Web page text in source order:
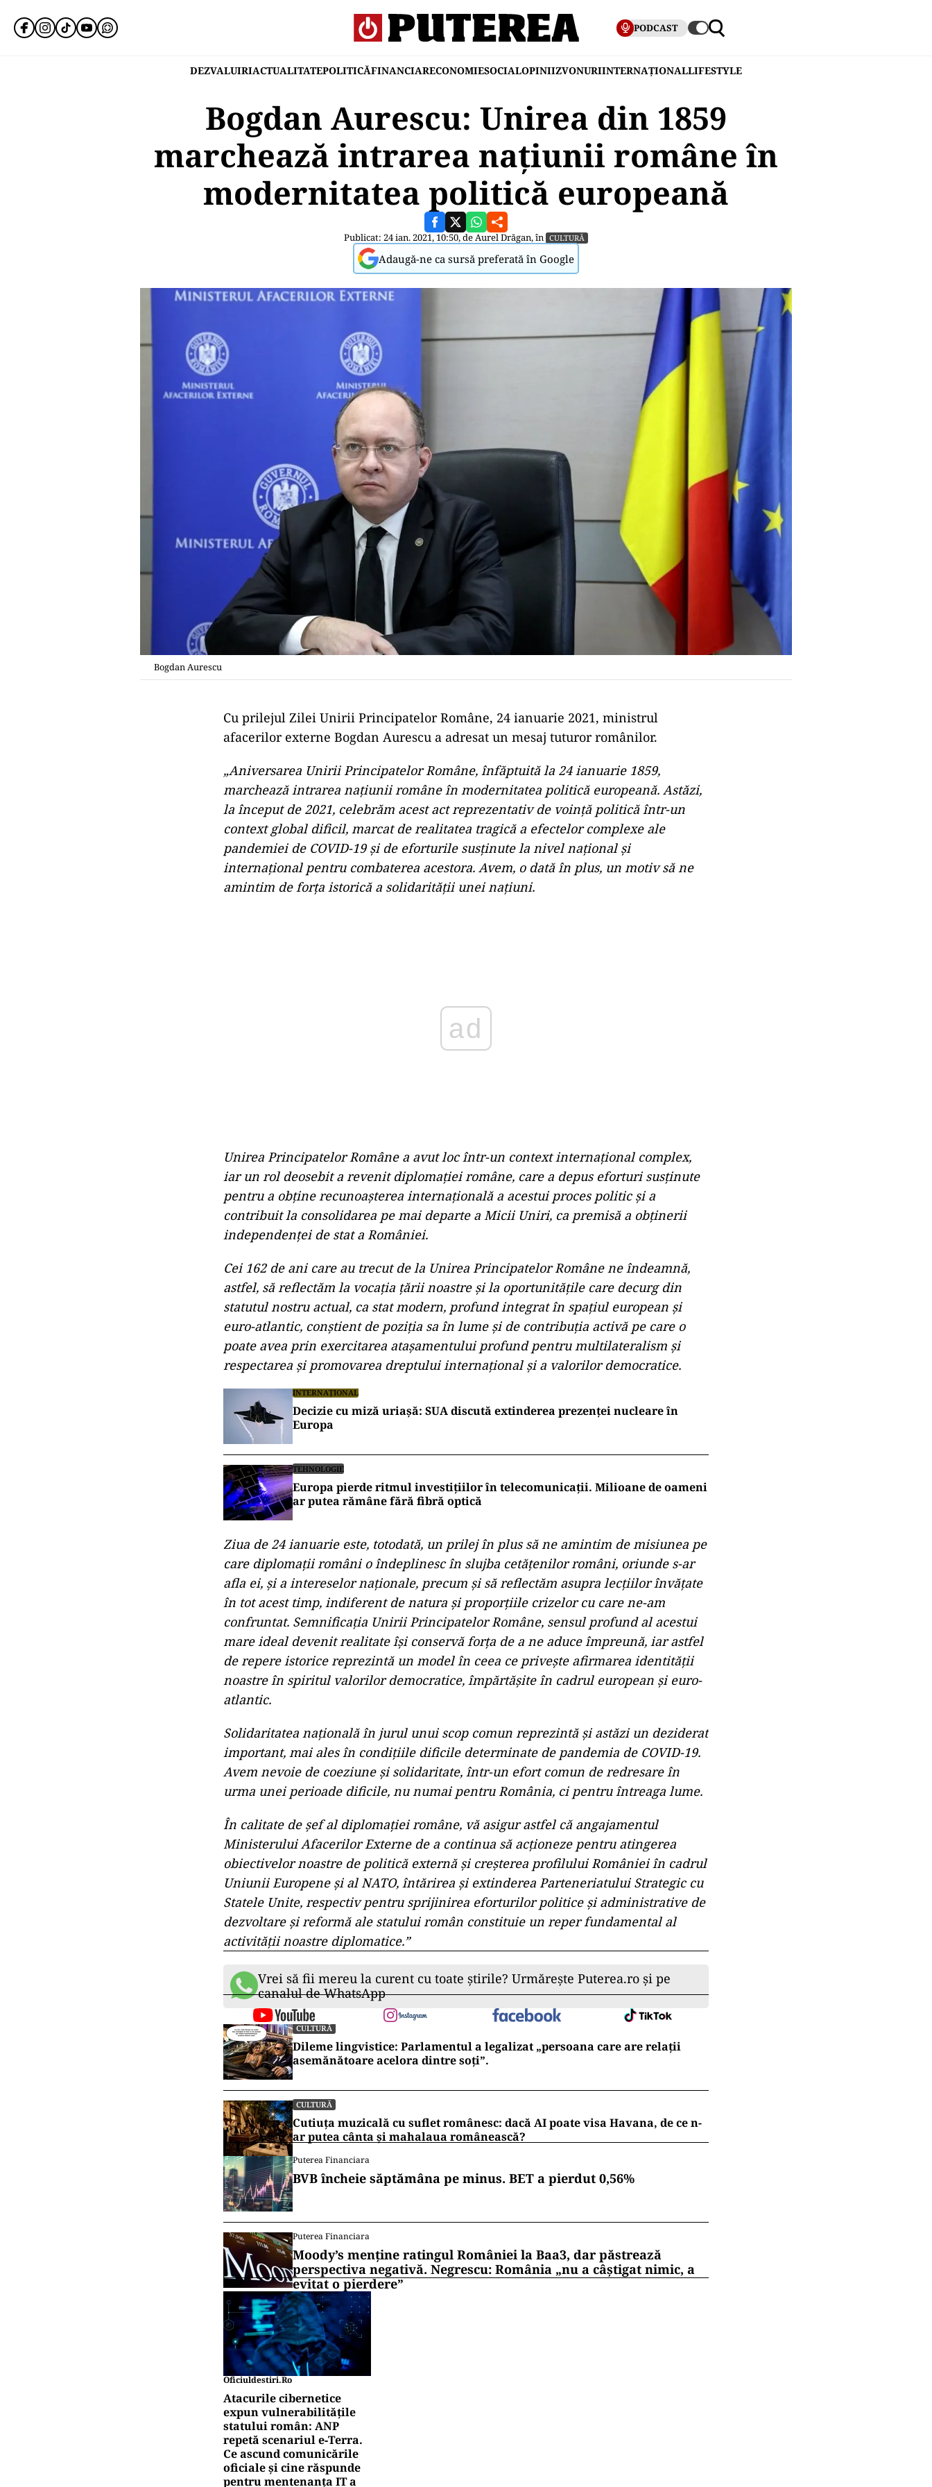
PODCAST
DEZVALUIRIACTUALITATEPOLITICĂFINANCIARECONOMIESOCIALOPINIIZVONURIINTERNAȚIONALLIFESTYLE
Bogdan Aurescu: Unirea din 1859
marchează intrarea națiunii române în
modernitatea politică europeană
Publicat: 24 ian. 2021, 10:50, deAurel Drăgan, în CULTURĂ
Adaugă-ne ca sursă preferată în Google
Bogdan Aurescu
Cu prilejul Zilei Unirii Principatelor Române, 24 ianuarie 2021, ministrul
afacerilor externe Bogdan Aurescu a adresat un mesaj tuturor românilor.
„Aniversarea Unirii Principatelor Române, înfăptuită la 24 ianuarie 1859,
marchează intrarea națiunii române în modernitatea politică europeană. Astăzi,
la început de 2021, celebrăm acest act reprezentativ de voință politică într-un
context global dificil, marcat de realitatea tragică a efectelor complexe ale
pandemiei de COVID-19 și de eforturile susținute la nivel național și
internațional pentru combaterea acestora. Avem, o dată în plus, un motiv să ne
amintim de forța istorică a solidarității unei națiuni.
Unirea Principatelor Române a avut loc într-un context internațional complex,
iar un rol deosebit a revenit diplomației române, care a depus eforturi susținute
pentru a obține recunoașterea internațională a acestui proces politic și a
contribuit la consolidarea pe mai departe a Micii Uniri, ca premisă a obținerii
independenței de stat a României.
Cei 162 de ani care au trecut de la Unirea Principatelor Române ne îndeamnă,
astfel, să reflectăm la vocația țării noastre și la oportunitățile care decurg din
statutul nostru actual, ca stat modern, profund integrat în spațiul european și
euro-atlantic, conștient de poziția sa în lume și de contribuția activă pe care o
poate avea prin exercitarea atașamentului profund pentru multilateralism și
respectarea și promovarea dreptului internațional și a valorilor democratice.
INTERNAȚIONAL
Decizie cu miză uriașă: SUA discută extinderea prezenței nucleare în
Europa
TEHNOLOGIE
Europa pierde ritmul investițiilor în telecomunicații. Milioane de oameni
ar putea rămâne fără fibră optică
Ziua de 24 ianuarie este, totodată, un prilej în plus să ne amintim de misiunea pe
care diplomații români o îndeplinesc în slujba cetățenilor români, oriunde s-ar
afla ei, și a intereselor naționale, precum și să reflectăm asupra lecțiilor învățate
în tot acest timp, indiferent de natura și proporțiile crizelor cu care ne-am
confruntat. Semnificația Unirii Principatelor Române, sensul profund al acestui
mare ideal devenit realitate își conservă forța de a ne aduce împreună, iar astfel
de repere istorice reprezintă un model în ceea ce privește afirmarea identității
noastre în spiritul valorilor democratice, împărtășite în cadrul european și euro-
atlantic.
Solidaritatea națională în jurul unui scop comun reprezintă și astăzi un deziderat
important, mai ales în condițiile dificile determinate de pandemia de COVID-19.
Avem nevoie de coeziune și solidaritate, într-un efort comun de redresare în
urma unei perioade dificile, nu numai pentru România, ci pentru întreaga lume.
În calitate de șef al diplomației române, vă asigur astfel că angajamentul
Ministerului Afacerilor Externe de a continua să acționeze pentru atingerea
obiectivelor noastre de politică externă și creșterea profilului României în cadrul
Uniunii Europene și al NATO, întărirea și extinderea Parteneriatului Strategic cu
Statele Unite, respectiv pentru sprijinirea eforturilor politice și administrative de
dezvoltare și reformă ale statului român constituie un reper fundamental al
activității noastre diplomatice.”
Vrei să fii mereu la curent cu toate știrile? Urmărește Puterea.ro și pe
canalul de WhatsApp
CULTURĂ
Dileme lingvistice: Parlamentul a legalizat „persoana care are relații
asemănătoare acelora dintre soți”.
CULTURĂ
Cutiuța muzicală cu suflet românesc: dacă AI poate visa Havana, de ce n-
ar putea cânta și mahalaua românească?
Puterea Financiara
BVB încheie săptămâna pe minus. BET a pierdut 0,56%
Puterea Financiara
Moody’s menține ratingul României la Baa3, dar păstrează
perspectiva negativă. Negrescu: România „nu a câștigat nimic, a
evitat o pierdere”
Oficiuldestiri.ro
Atacurile cibernetice
expun vulnerabilitățile
statului român: ANP
repetă scenariul e‑Terra.
Ce ascund comunicările
oficiale și cine răspunde
pentru mentenanța IT a